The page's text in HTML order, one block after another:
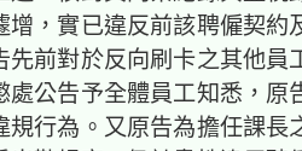
增，實已違反前該聘僱契約
先前對於反向刷卡之其他員
處公告予全體員工知悉，原
規行為。又原告為擔任課長